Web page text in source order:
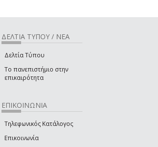
ΔΕΛΤΙΑ ΤΥΠΟΥ / ΝΕΑ
Δελτία Τύπου
Το πανεπιστήμιο στην
επικαιρότητα
ΕΠΙΚΟΙΝΩΝΙΑ
Τηλεφωνικός Κατάλογος
Επικοινωνία